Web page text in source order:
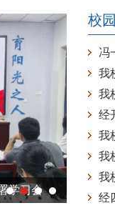
学习会
校
冯
我
经
我
我
我
经